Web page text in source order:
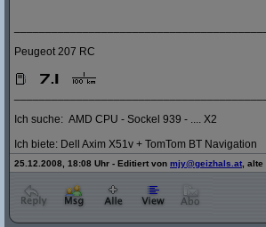
Peugeot 207 RC
Ich suche: AMD CPU - Sockel 939 - .... X2
Ich biete: Dell Axim X51v + TomTom BT Navigation
25.12.2008, 18:08 Uhr - Editiert von mjy@geizhals.at ,